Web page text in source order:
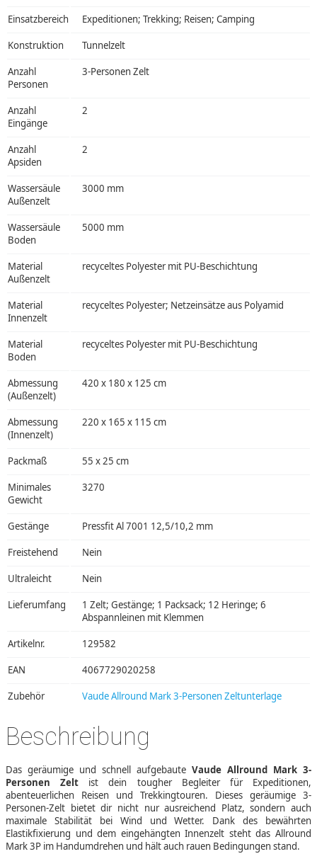
Einsatzbereich Expeditionen; Trekking; Reisen; Camping
Konstruktion Tunnelzelt
Anzahl
Personen
3-Personen Zelt
Anzahl
Eingänge
2
Anzahl
Apsiden
2
Wassersäule
Außenzelt
3000 mm
Wassersäule
Boden
5000 mm
Material
Außenzelt
recyceltes Polyester mit PU-Beschichtung
Material
Innenzelt
recyceltes Polyester; Netzeinsätze aus Polyamid
Material
Boden
recyceltes Polyester mit PU-Beschichtung
Abmessung
(Außenzelt)
420 x 180 x 125 cm
Abmessung
(Innenzelt)
220 x 165 x 115 cm
Packmaß 55 x 25 cm
Minimales
Gewicht
3270
Gestänge Pressfit Al 7001 12,5/10,2 mm
Freistehend Nein
Ultraleicht Nein
Lieferumfang
1 Zelt; Gestänge; 1 Packsack; 12 Heringe; 6
Abspannleinen mit Klemmen
Artikelnr. 129582
EAN 4067729020258
Zubehör Vaude Allround Mark 3-Personen Zeltunterlage
Beschreibung
Das geräumige und schnell aufgebaute Vaude Allround Mark 3-
Personen Zelt ist dein tougher Begleiter für Expeditionen,
abenteuerlichen Reisen und Trekkingtouren. Dieses geräumige 3-
Personen-Zelt bietet dir nicht nur ausreichend Platz, sondern auch
maximale Stabilität bei Wind und Wetter. Dank des bewährten
Elastikfixierung und dem eingehängten Innenzelt steht das Allround
Mark 3P im Handumdrehen und hält auch rauen Bedingungen stand.